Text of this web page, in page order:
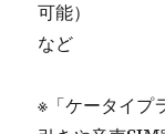
可能）
など
※「ケータイプ